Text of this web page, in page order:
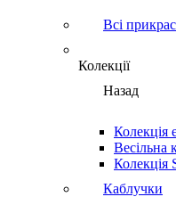
Всі
Колекції
Назад
Колекція
Весільна
Колекція
Каблучки